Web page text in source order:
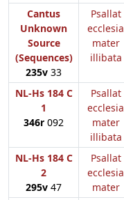
Cantus
Unknown
Source
(Sequences)
235v 33
Psallat
ecclesia
mater
illibata
NL-Hs 184 C
1
346r 092
Psallat
ecclesia
mater
illibata
NL-Hs 184 C
2
295v 47
Psallat
ecclesia
mater